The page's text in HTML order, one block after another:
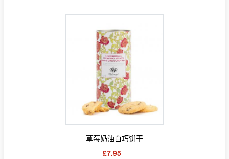
草莓奶油白巧饼干
£7.95